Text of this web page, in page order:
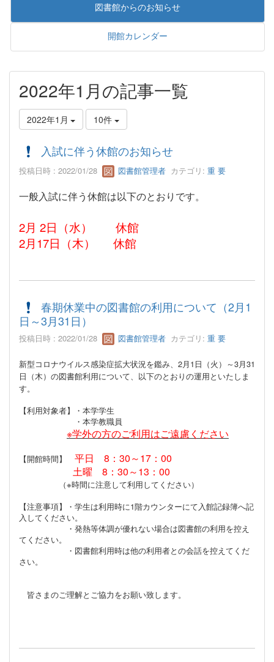
図書館からのお知らせ
開館カレンダー
2022年1月の記事一覧
2022年1月 10件
入試に伴う休館のお知らせ
投稿日時 : 2022/01/28 図書館管理者 カテゴリ: 重 要
一般入試に伴う休館は以下のとおりです。
2月 2日（水） 休館
2月17日（木） 休館
春期休業中の図書館の利用について（2月1
日～3月31日）
投稿日時 : 2022/01/28 図書館管理者 カテゴリ: 重 要
新型コロナウイルス感染症拡大状況を鑑み、2月1日（火）～3月31
日（木）の図書館利用について、以下のとおりの運用といたしま
す。
【利用対象者】・本学学生
・本学教職員
※学外の方のご利用はご遠慮ください
【開館時間】 平日 8：30～17：00
土曜 8：30～13：00
（※時間に注意して利用してください）
【注意事項】・学生は利用時に1階カウンターにて入館記録簿へ記
入してください。
・発熱等体調が優れない場合は図書館の利用を控え
てください。
・図書館利用時は他の利用者との会話を控えてくだ
さい。
皆さまのご理解とご協力をお願い致します。